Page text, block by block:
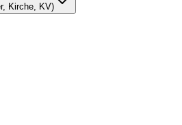
Kirche, KV)